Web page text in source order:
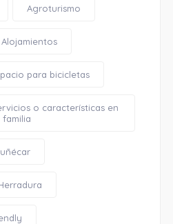
Agroturismo
Alojamientos
para bicicletas
o características en
familia